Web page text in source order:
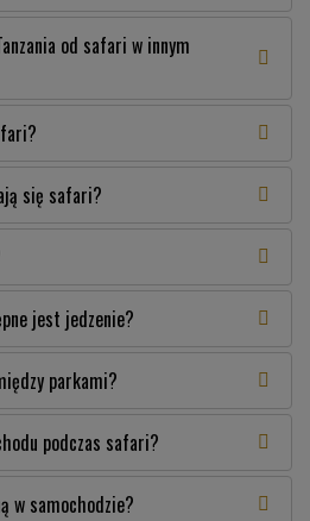
od safari w innym
się safari?
jest jedzenie?
parkami?
podczas safari?
w samochodzie?